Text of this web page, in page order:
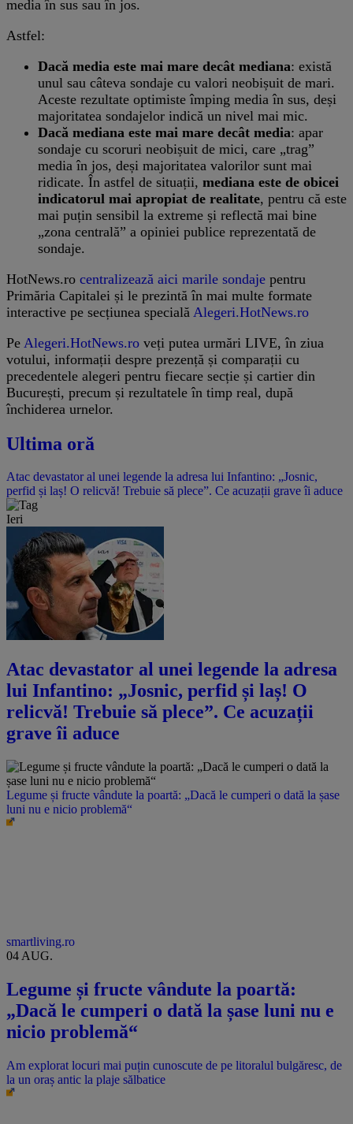
media în sus sau în jos.
Astfel:
Dacă media este mai mare decât mediana: există
unul sau câteva sondaje cu valori neobișuit de mari.
Aceste rezultate optimiste împing media în sus, deși
majoritatea sondajelor indică un nivel mai mic.
Dacă mediana este mai mare decât media: apar
sondaje cu scoruri neobișuit de mici, care „trag”
media în jos, deși majoritatea valorilor sunt mai
ridicate. În astfel de situații, mediana este de obicei
indicatorul mai apropiat de realitate, pentru că este
mai puțin sensibil la extreme și reflectă mai bine
„zona centrală” a opiniei publice reprezentată de
sondaje.
HotNews.ro centralizează aici marile sondaje pentru
Primăria Capitalei și le prezintă în mai multe formate
interactive pe secțiunea specială Alegeri.HotNews.ro
Pe Alegeri.HotNews.ro veți putea urmări LIVE, în ziua
votului, informații despre prezență și comparații cu
precedentele alegeri pentru fiecare secție și cartier din
București, precum și rezultatele în timp real, după
închiderea urnelor.
Ultima oră
Atac devastator al unei legende la adresa lui Infantino: „Josnic,
perfid și laș! O relicvă! Trebuie să plece”. Ce acuzații grave îi aduce
Ieri
Atac devastator al unei legende la adresa
lui Infantino: „Josnic, perfid și laș! O
relicvă! Trebuie să plece”. Ce acuzații
grave îi aduce
Legume și fructe vândute la poartă: „Dacă le cumperi o dată la șase
luni nu e nicio problemă“
smartliving.ro
04 AUG.
Legume și fructe vândute la poartă:
„Dacă le cumperi o dată la șase luni nu e
nicio problemă“
Am explorat locuri mai puțin cunoscute de pe litoralul bulgăresc, de
la un oraș antic la plaje sălbatice